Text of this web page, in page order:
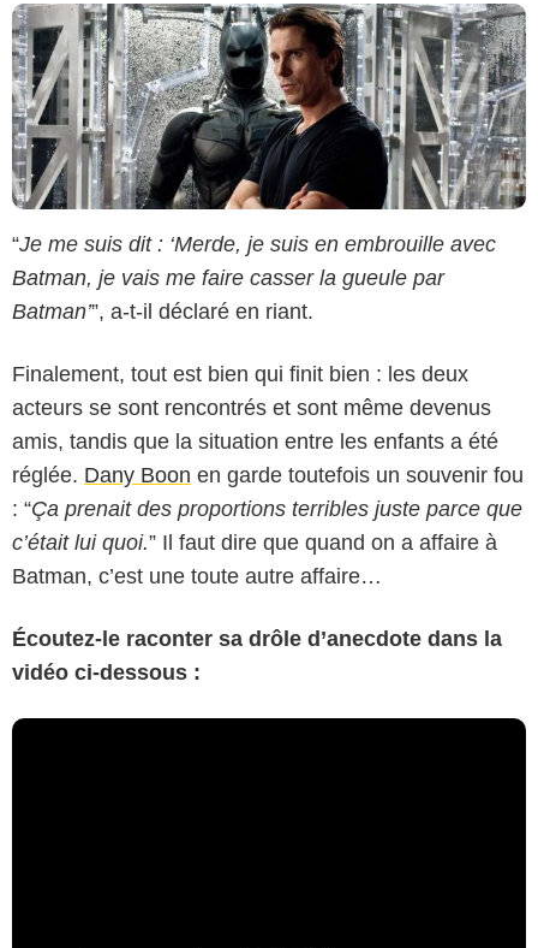
“Je me suis dit : ‘Merde, je suis en embrouille avec
Batman, je vais me faire casser la gueule par
Batman’”, a-t-il déclaré en riant.
Finalement, tout est bien qui finit bien : les deux
acteurs se sont rencontrés et sont même devenus
amis, tandis que la situation entre les enfants a été
réglée. Dany Boon en garde toutefois un souvenir fou
: “Ça prenait des proportions terribles juste parce que
c’était lui quoi.” Il faut dire que quand on a affaire à
Batman, c’est une toute autre affaire…
Écoutez-le raconter sa drôle d’anecdote dans la
vidéo ci-dessous :